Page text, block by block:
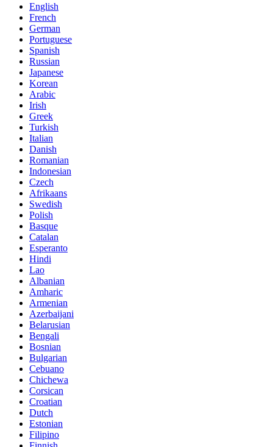
English
French
German
Portuguese
Spanish
Russian
Japanese
Korean
Arabic
Irish
Greek
Turkish
Italian
Danish
Romanian
Indonesian
Czech
Afrikaans
Swedish
Polish
Basque
Catalan
Esperanto
Hindi
Lao
Albanian
Amharic
Armenian
Azerbaijani
Belarusian
Bengali
Bosnian
Bulgarian
Cebuano
Chichewa
Corsican
Croatian
Dutch
Estonian
Filipino